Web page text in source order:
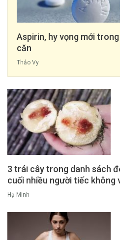
Aspirin, hy vọng mới
căn
Thảo Vy
3 trái cây trong danh sách
cuối nhiều người tiếc không
Hạ Minh